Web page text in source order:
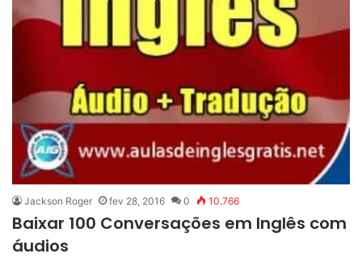
Jackson Roger fev 28, 2016 0 10.766
Baixar 100 Conversações em Inglês com
áudios